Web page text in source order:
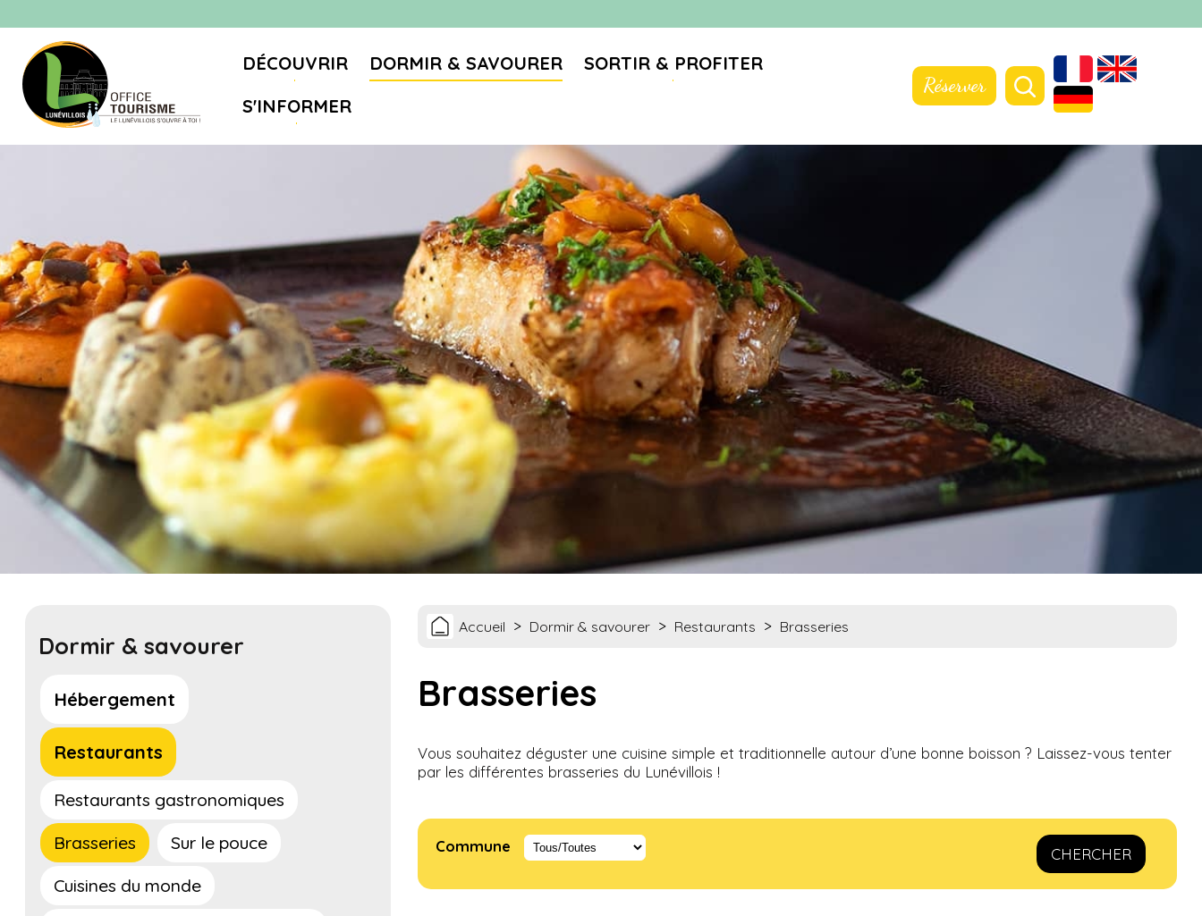
DÉCOUVRIR DORMIR & SAVOURER
SORTIR & PROFITER
S'INFORMER
Réserver
Dormir & savourer
Hébergement
Restaurants
Restaurants gastronomiques
Brasseries
Sur le pouce
Cuisines du monde
Accueil > Dormir & savourer > Restaurants > Brasseries
Brasseries
Vous souhaitez déguster une cuisine simple et traditionnelle autour d’une bonne boisson ? Laissez-vous tenter
par les différentes brasseries du Lunévillois !
Commune CHERCHER